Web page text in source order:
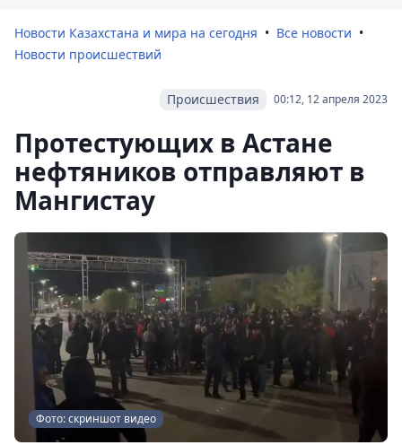
Новости Казахстана и мира на сегодня
Все новости
Новости происшествий
00:12, 12 апреля 2023
Происшествия
Протестующих в Астане
нефтяников отправляют в
Мангистау
Фото: скриншот видео